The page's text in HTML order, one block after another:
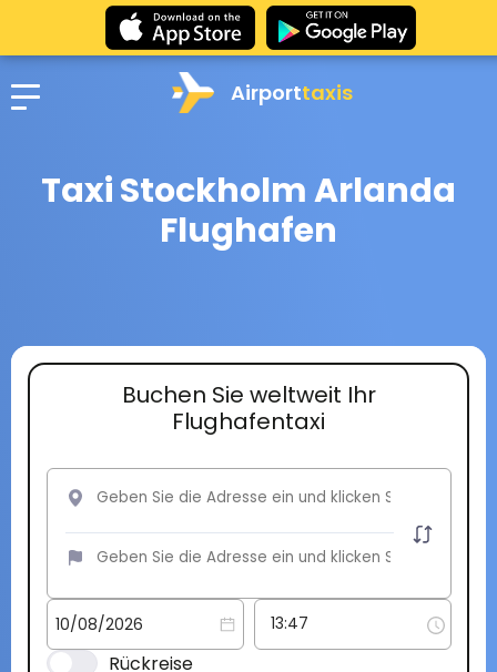
Airporttaxis
Taxi Stockholm Arlanda
Flughafen
Buchen Sie weltweit Ihr
Flughafentaxi
Rückreise